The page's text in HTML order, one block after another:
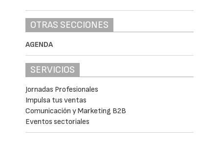
OTRAS SECCIONES
AGENDA
SERVICIOS
Jornadas Profesionales
Impulsa tus ventas
Comunicación y Marketing B2B
Eventos sectoriales